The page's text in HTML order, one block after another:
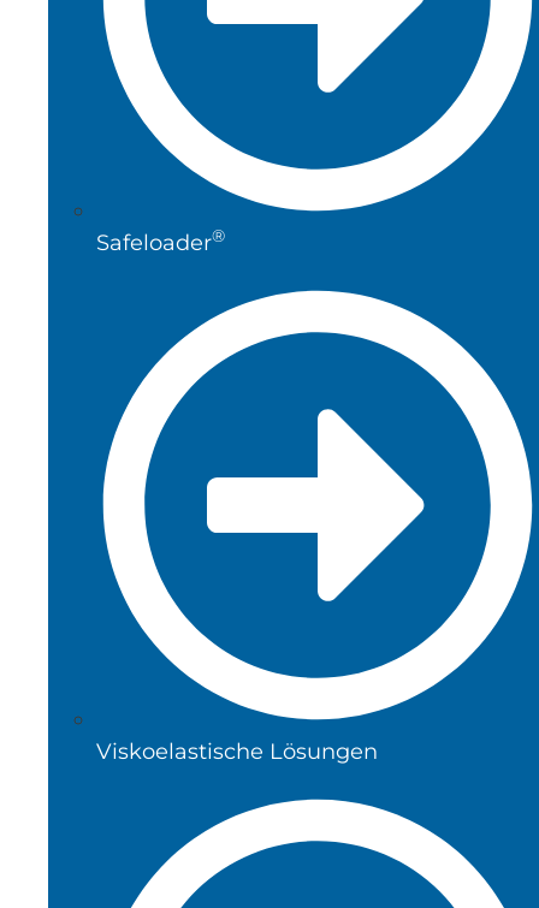
Safeloader®
Viskoelastische Lösungen